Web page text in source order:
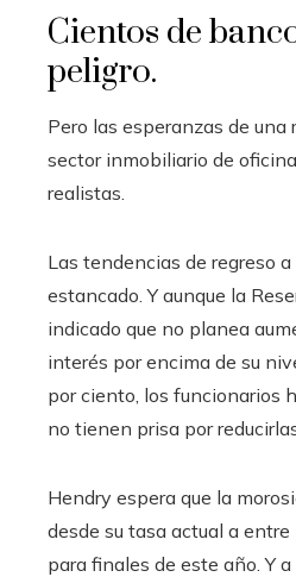
Cientos de
peligro.
Pero las esperanzas de una
sector inmobiliario de
realistas.
Las tendencias de regreso
estancado. Y aunque la
indicado que no planea
interés por encima de su
por ciento, los funcionarios
no tienen prisa por
Hendry espera que la
desde su tasa actual a
para finales de este año. Y